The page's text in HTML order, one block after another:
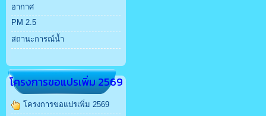
อากาศ
PM 2.5
สถานะการณ์น้ำ
โครงการขอแปรเพิ่ม 2569
โครงการขอแปรเพิ่ม 2569